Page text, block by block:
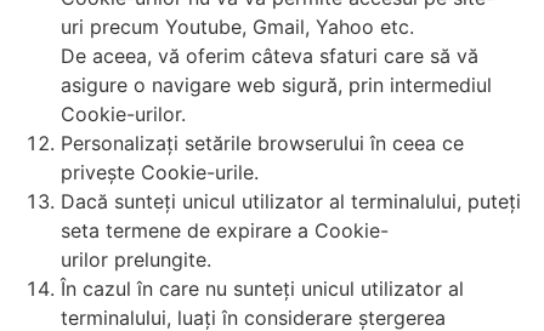
uri precum Youtube, Gmail, Yahoo etc.
De aceea, vă oferim câteva sfaturi care să vă
asigure o navigare web sigură, prin intermediul
Cookie-urilor.
Personalizați setările browserului în ceea ce
privește Cookie-urile.
Dacă sunteți unicul utilizator al terminalului, puteți
seta termene de expirare a Cookie-
urilor prelungite.
În cazul în care nu sunteți unicul utilizator al
terminalului, luați în considerare ștergerea